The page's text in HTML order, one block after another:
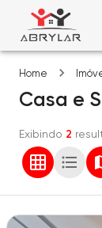
Home
Casa e
Exibindo 2